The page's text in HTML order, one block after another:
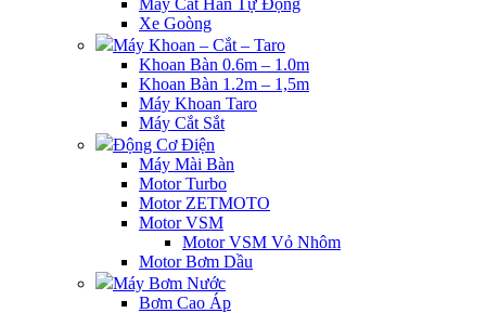
Máy Cắt Hàn Tự Động
Xe Goòng
Máy Khoan – Cắt – Taro
Khoan Bàn 0.6m – 1.0m
Khoan Bàn 1.2m – 1,5m
Máy Khoan Taro
Máy Cắt Sắt
Động Cơ Điện
Máy Mài Bàn
Motor Turbo
Motor ZETMOTO
Motor VSM
Motor VSM Vỏ Nhôm
Motor Bơm Dầu
Máy Bơm Nước
Bơm Cao Áp